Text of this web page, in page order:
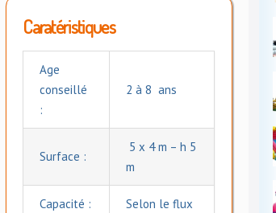
Caratéristiques
Age
conseillé
:
2 à 8 ans
Surface :
5 x 4 m – h 5
m
Capacité : Selon le flux